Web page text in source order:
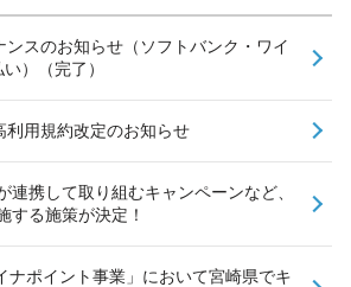
スのお知らせ（ソフトバンク・ワイ
）（完了）
利用規約改定のお知らせ
連携して取り組むキャンペーンなど、
する施策が決定！
ナポイント事業」において宮崎県でキ